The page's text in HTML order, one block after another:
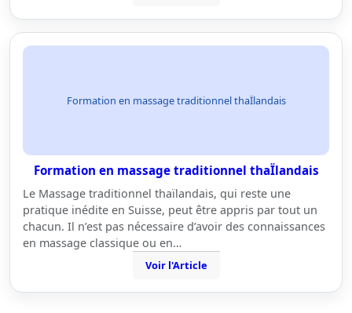
Formation en massage traditionnel thaÏlandais
Formation en massage traditionnel thaÏlandais
Le Massage traditionnel thaïlandais, qui reste une
pratique inédite en Suisse, peut être appris par tout un
chacun. Il n’est pas nécessaire d’avoir des connaissances
en massage classique ou en…
Voir l'Article